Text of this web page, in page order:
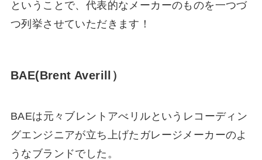
ということで、代表的なメーカーのものを一つづ
つ列挙させていただきます！
BAE(Brent Averill ）
BAEは元々ブレントアべリルというレコーディン
グエンジニアが立ち上げたガレージメーカーのよ
うなブランドでした。